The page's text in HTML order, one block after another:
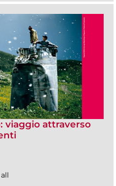
viaggio attraverso